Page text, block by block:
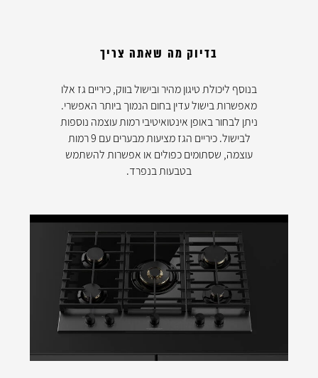
בדיוק מה שאתה צריך
בנוסף ליכולת טיגון מהיר ובישול בווק, כיריים גז אלו
מאפשרות בישול עדין בחום הנמוך ביותר האפשרי.
ניתן לבחור באופן אינטואיטיבי רמות עוצמה נוספות
לבישול. כיריים הגז מציעות מבערים עם 9 רמות
עוצמה, שסתומים כפולים או אפשרות להשתמש
בטבעות בנפרד.